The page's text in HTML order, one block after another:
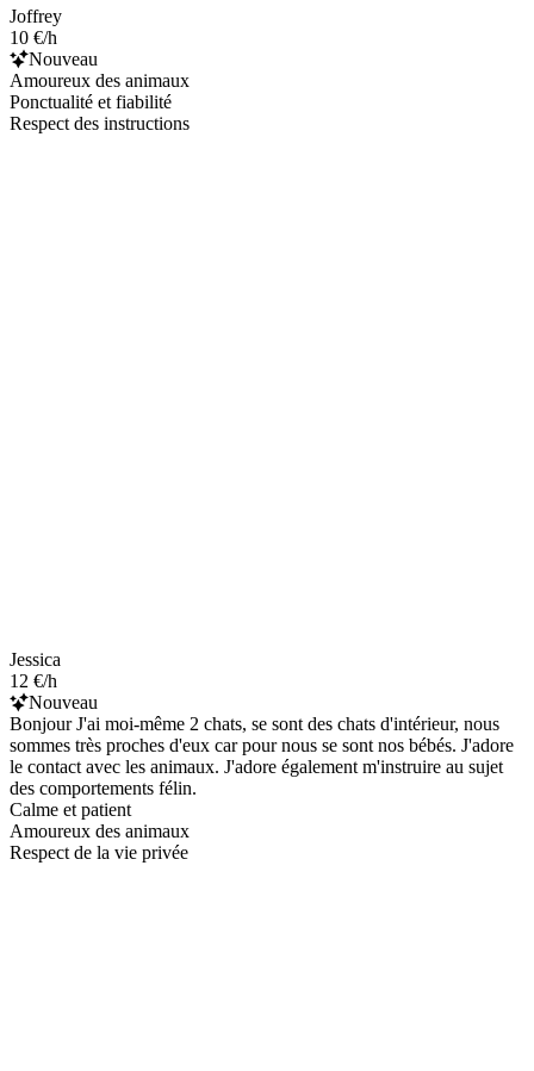
Joffrey
10 €/h
Nouveau
Amoureux des animaux
Ponctualité et fiabilité
Respect des instructions
Jessica
12 €/h
Nouveau
Bonjour J'ai moi-même 2 chats, se sont des chats d'intérieur, nous
sommes très proches d'eux car pour nous se sont nos bébés. J'adore
le contact avec les animaux. J'adore également m'instruire au sujet
des comportements félin.
Calme et patient
Amoureux des animaux
Respect de la vie privée